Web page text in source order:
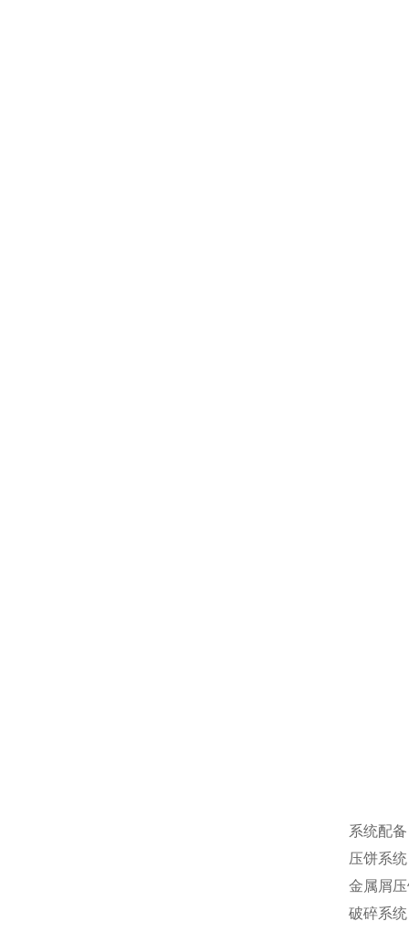
系统配
压饼系统
金属屑
破碎系统